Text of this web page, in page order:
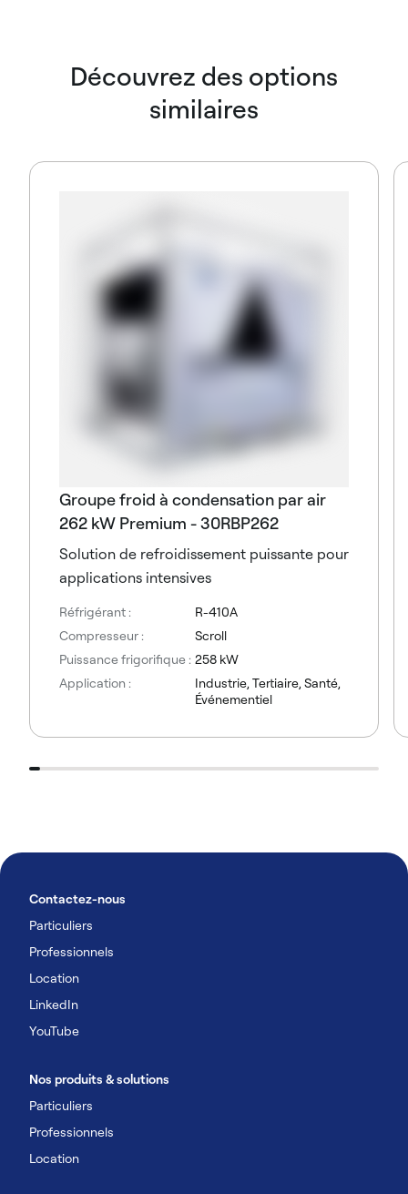
Découvrez des options
similaires
Groupe froid à condensation par air
262 kW Premium - 30RBP262
Solution de refroidissement puissante pour
applications intensives
Réfrigérant :
R-410A
Compresseur :
Scroll
Puissance frigorifique : 258 kW
Application :
Industrie, Tertiaire, Santé,
Événementiel
Contactez-nous
Particuliers
Professionnels
Location
LinkedIn
YouTube
Nos produits & solutions
Particuliers
Professionnels
Location